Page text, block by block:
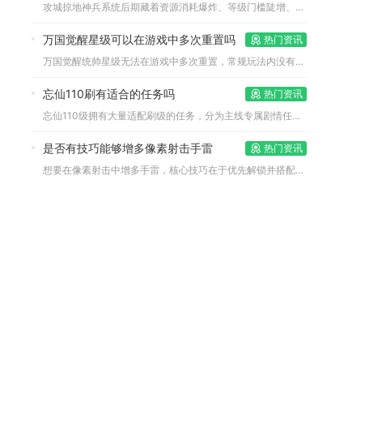
攻城掠地神兵系统后期藏着资源消耗爆炸、等级门槛陡增、进阶陷阱...
万国觉醒星级可以在游戏中多次重置吗
热门资讯
万国觉醒统帅星级无法在游戏中多次重置，常规玩法内没有可反复降...
忘仙110刷有适合的任务吗
热门资讯
忘仙110级拥有大量适配刷级的任务，分为主线专属剧情任务、野...
是否有技巧能够增多像素射击手雷
热门资讯
想要在像素射击中增多手雷，核心技巧在于优先解锁并搭配手雷扩容...